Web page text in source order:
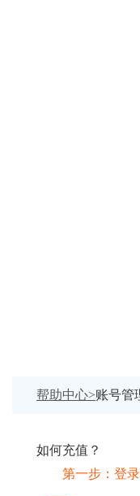
帮助中心>账号管
如何充值？
第一步：登